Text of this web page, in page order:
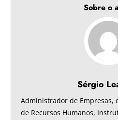
Sobre o
Sérgio
Administrador de Empresas,
de Recursos Humanos,